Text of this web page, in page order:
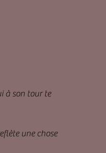
à son tour te
une chose